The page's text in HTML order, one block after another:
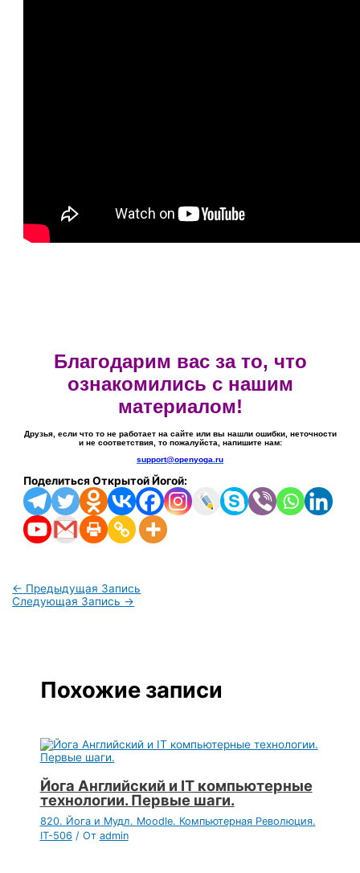
Благодарим вас за то, что
ознакомились с нашим
материалом!
Друзья, если что то не работает на сайте или вы нашли ошибки, неточности
и не соответствия, то пожалуйста, напишите нам:
support@openyoga.ru
Поделиться Открытой Йогой:
← Предыдущая Запись
Следующая Запись →
Похожие записи
Йога Английский и IT компьютерные
технологии. Первые шаги.
820. Йога и Мудл. Moodle. Компьютерная Революция.
IT-506 / От admin